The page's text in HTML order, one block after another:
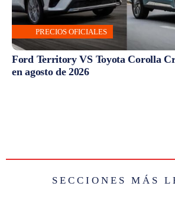
PRECIOS OFICIALES
Ford Territory VS Toyota Corolla
en agosto de 2026
SECCIONES MÁS